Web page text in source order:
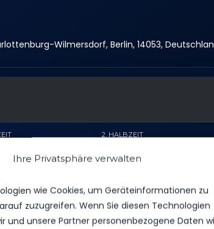
Ihre Privatsphäre verwalten
wie Cookies, um Geräteinformationen zu
zuzugreifen. Wenn Sie diesen Technologien
und unsere Partner personenbezogene Daten
Wilmersdorf, Berlin, 14053,
2. HALBZEIT
1
0